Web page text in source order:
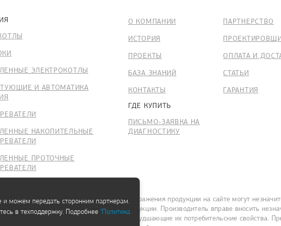
ЭЛЕКТРОКОТЛЫ
И АВТОМАТИКА
НАКОПИТЕЛЬНЫЕ
ПРОТОЧНЫЕ
О КОМПАНИИ
ИСТОРИЯ
ПРОЕКТЫ
БАЗА ЗНАНИЙ
КОНТАКТЫ
ГДЕ КУПИТЬ
ПИСЬМО-ЗАЯВКА НА
ДИАГНОСТИКУ
ПАРТНЕРСТВО
ОПЛАТА И
СТАТЬИ
ГАРАНТИЯ
Изображения продукции на сайте могут
продукции. Производитель вправе вносить
не ухудшающие их потребительские свойства.
можем передать сторонним партнерам.
в техподдержку. Подробнее "Политика